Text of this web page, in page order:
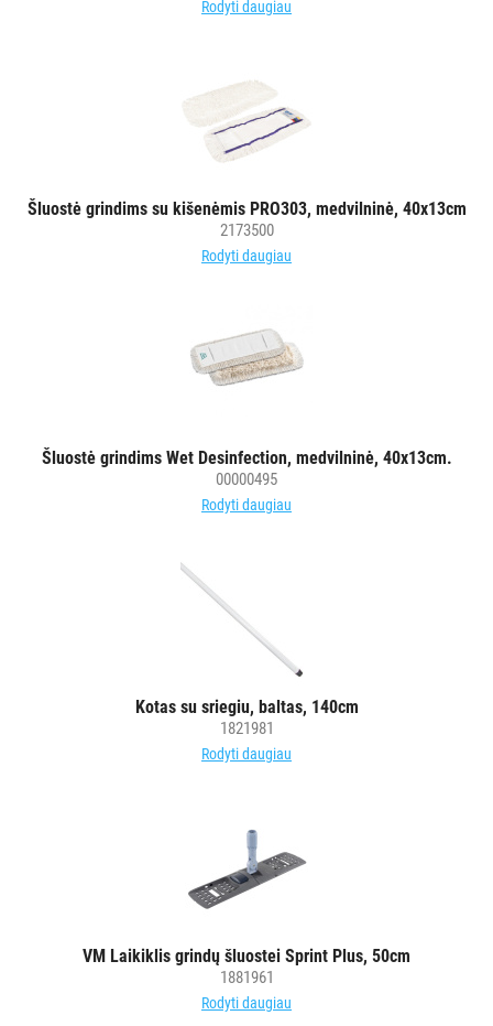
Rodyti daugiau
Šluostė grindims su kišenėmis PRO303, medvilninė, 40x13cm
2173500
Rodyti daugiau
Šluostė grindims Wet Desinfection, medvilninė, 40x13cm.
00000495
Rodyti daugiau
Kotas su sriegiu, baltas, 140cm
1821981
Rodyti daugiau
VM Laikiklis grindų šluostei Sprint Plus, 50cm
1881961
Rodyti daugiau